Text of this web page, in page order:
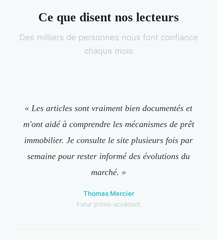
Ce que disent nos lecteurs
Des milliers de personnes nous font confiance
chaque mois
« Les articles sont vraiment bien documentés et
m'ont aidé à comprendre les mécanismes de prêt
immobilier. Je consulte le site plusieurs fois par
semaine pour rester informé des évolutions du
marché. »
Thomas Mercier
Futur primo-accédant